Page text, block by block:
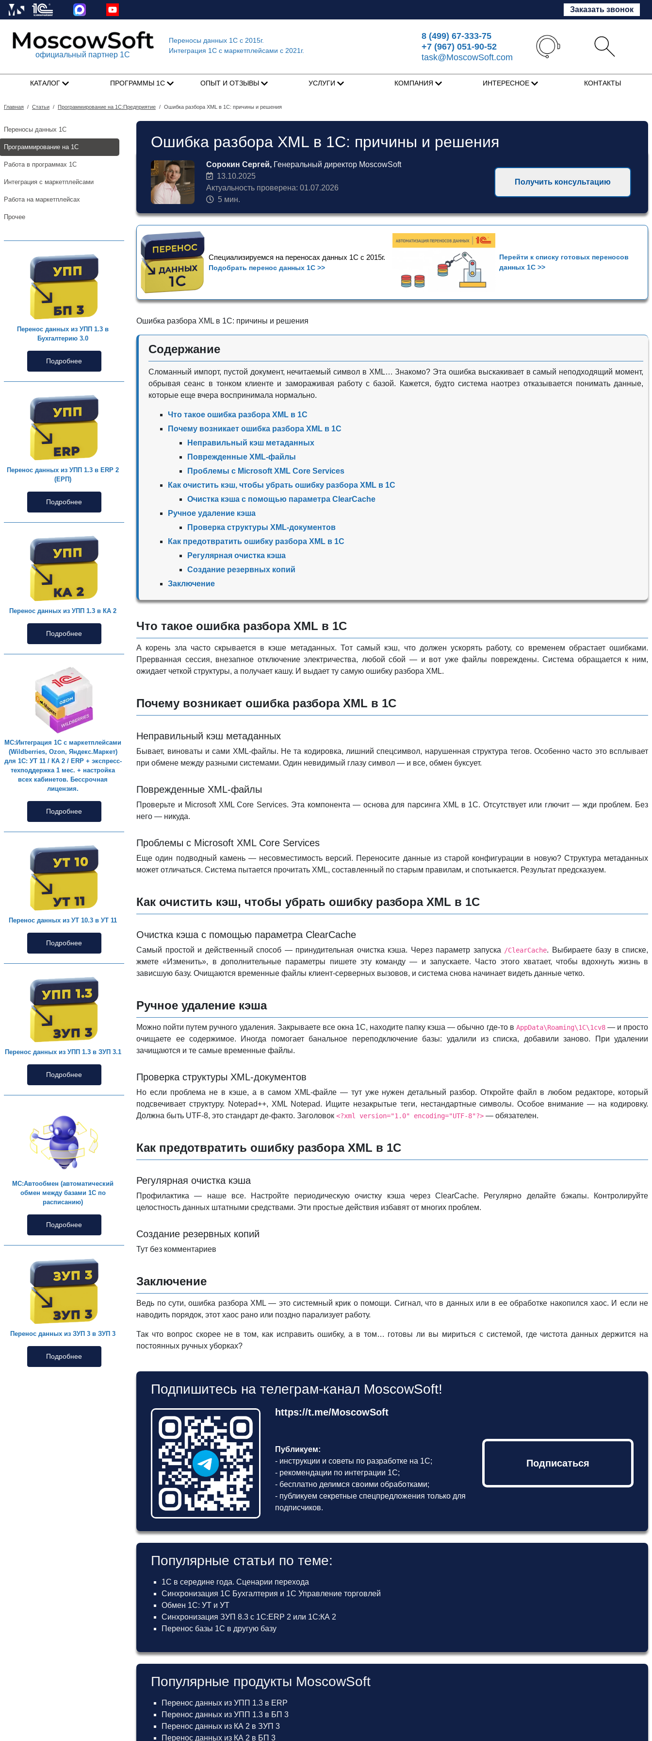
Заказать звонок
официальный партнер 1С
Переносы данных 1Сс 2015г.
Интеграция 1C с маркетплейсами с 2021г.
8 (499) 67-333-75
+7 (967) 051-90-52
task@MoscowSoft.com
КАТАЛОГ ПРОГРАММЫ 1С ОПЫТ И ОТЗЫВЫ УСЛУГИ КОМПАНИЯ ИНТЕРЕСНОЕ КОНТАКТЫ
Главная / Статьи / Программирование на 1С:Предприятие / Ошибка разбора XML в 1С: причины и решения
Переносы данных 1С
Программирование на 1С
Работа в программах 1С
Интеграция с маркетплейсами
Работа на маркетплейсах
Прочее
Перенос данных из УПП 1.3 в
Бухгалтерию 3.0
Подробнее
Перенос данных из УПП 1.3 в ERP 2
(ЕРП)
Подробнее
Перенос данных из УПП 1.3 в КА 2
Подробнее
МС:Интеграция 1С с маркетплейсами
(Wildberries, Ozon, Яндекс.Маркет)
для 1С: УТ 11 / КА 2 / ERP + экспресс-
техподдержка 1 мес. + настройка
всех кабинетов. Бессрочная
лицензия.
Подробнее
Перенос данных из УТ 10.3 в УТ 11
Подробнее
Перенос данных из УПП 1.3 в ЗУП 3.1
Подробнее
МС:Автообмен (автоматический
обмен между базами 1С по
расписанию)
Подробнее
Перенос данных из ЗУП 3 в ЗУП 3
Подробнее
Ошибка разбора XML в 1С: причины и решения
Сорокин Сергей, Генеральный директор MoscowSoft
13.10.2025
Актуальность проверена: 01.07.2026
5 мин.
Получить консультацию
Специализируемся на переносах данных 1С с 2015г.
Подобрать перенос данных 1С >>
Перейти к списку готовых переносов
данных 1С >>
Ошибка разбора XML в 1С: причины и решения
Содержание
Сломанный импорт, пустой документ, нечитаемый символ в XML… Знакомо? Эта ошибка выскакивает в самый неподходящий момент,
обрывая сеанс в тонком клиенте и замораживая работу с базой. Кажется, будто система наотрез отказывается понимать данные,
которые еще вчера воспринимала нормально.
Что такое ошибка разбора XML в 1С
Почему возникает ошибка разбора XML в 1С
Неправильный кэш метаданных
Поврежденные XML-файлы
Проблемы с Microsoft XML Core Services
Как очистить кэш, чтобы убрать ошибку разбора XML в 1С
Очистка кэша с помощью параметра ClearCache
Ручное удаление кэша
Проверка структуры XML-документов
Как предотвратить ошибку разбора XML в 1С
Регулярная очистка кэша
Создание резервных копий
Заключение
Что такое ошибка разбора XML в 1С
А корень зла часто скрывается в кэше метаданных. Тот самый кэш, что должен ускорять работу, со временем обрастает ошибками.
Прерванная сессия, внезапное отключение электричества, любой сбой — и вот уже файлы повреждены. Система обращается к ним,
ожидает четкой структуры, а получает кашу. И выдает ту самую ошибку разбора XML.
Почему возникает ошибка разбора XML в 1С
Неправильный кэш метаданных
Бывает, виноваты и сами XML-файлы. Не та кодировка, лишний спецсимвол, нарушенная структура тегов. Особенно часто это всплывает
при обмене между разными системами. Один невидимый глазу символ — и все, обмен буксует.
Поврежденные XML-файлы
Проверьте и Microsoft XML Core Services. Эта компонента — основа для парсинга XML в 1С. Отсутствует или глючит — жди проблем. Без
него — никуда.
Проблемы с Microsoft XML Core Services
Еще один подводный камень — несовместимость версий. Переносите данные из старой конфигурации в новую? Структура метаданных
может отличаться. Система пытается прочитать XML, составленный по старым правилам, и спотыкается. Результат предсказуем.
Как очистить кэш, чтобы убрать ошибку разбора XML в 1С
Очистка кэша с помощью параметра ClearCache
Самый простой и действенный способ — принудительная очистка кэша. Через параметр запуска /ClearCache. Выбираете базу в списке,
жмете «Изменить», в дополнительные параметры пишете эту команду — и запускаете. Часто этого хватает, чтобы вдохнуть жизнь в
зависшую базу. Очищаются временные файлы клиент-серверных вызовов, и система снова начинает видеть данные четко.
Ручное удаление кэша
Можно пойти путем ручного удаления. Закрываете все окна 1С, находите папку кэша — обычно где-то в AppData\Roaming\1C\1cv8— и просто
очищаете ее содержимое. Иногда помогает банальное переподключение базы: удалили из списка, добавили заново. При удалении
зачищаются и те самые временные файлы.
Проверка структуры XML-документов
Но если проблема не в кэше, а в самом XML-файле — тут уже нужен детальный разбор. Откройте файл в любом редакторе, который
подсвечивает структуру. Notepad++, XML Notepad. Ищите незакрытые теги, нестандартные символы. Особое внимание — на кодировку.
Должна быть UTF-8, это стандарт де-факто. Заголовок<?xml version="1.0" encoding="UTF-8"?> — обязателен.
Как предотвратить ошибку разбора XML в 1С
Регулярная очистка кэша
Профилактика — наше все. Настройте периодическую очистку кэша через ClearCache. Регулярно делайте бэкапы. Контролируйте
целостность данных штатными средствами. Эти простые действия избавят от многих проблем.
Создание резервных копий
Тут без комментариев
Заключение
Ведь по сути, ошибка разбора XML — это системный крик о помощи. Сигнал, что в данных или в ее обработке накопился хаос. И если не
наводить порядок, этот хаос рано или поздно парализует работу.
Так что вопрос скорее не в том, как исправить ошибку, а в том… готовы ли вы мириться с системой, где чистота данных держится на
постоянных ручных уборках?
Подпишитесь на телеграм-канал MoscowSoft!
https://t.me/MoscowSoft
Публикуем:
- инструкции и советы по разработке на 1С;
- рекомендации по интеграции 1С;
- бесплатно делимся своими обработками;
- публикуем секретные спецпредложения только для
подписчиков.
Подписаться
Популярные статьи по теме:
1С в середине года. Сценарии перехода
Синхронизация 1С Бухгалтерия и 1С Управление торговлей
Обмен 1С: УТ и УТ
Синхронизация ЗУП 8.3 с 1С:ERP 2 или 1С:КА 2
Перенос базы 1С в другую базу
Популярные продукты MoscowSoft
Перенос данных из УПП 1.3 в ERP
Перенос данных из УПП 1.3 в БП 3
Перенос данных из КА 2 в ЗУП 3
Перенос данных из КА 2 в БП 3